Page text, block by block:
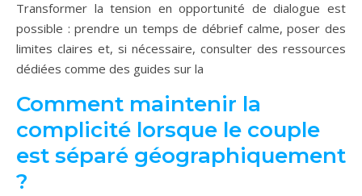
Transformer la tension en opportunité de dialogue est
possible : prendre un temps de débrief calme, poser des
limites claires et, si nécessaire, consulter des ressources
dédiées comme des guides sur la
Comment maintenir la
complicité lorsque le couple
est séparé géographiquement
?